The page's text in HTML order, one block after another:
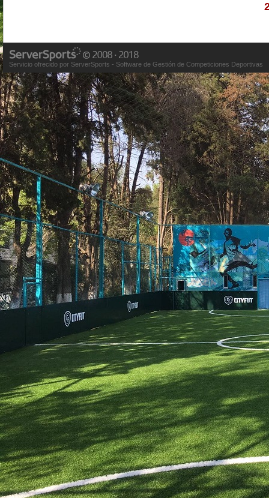
Servicio ofrecido por ServerSports - Software de Gestión de Competiciones Deportivas